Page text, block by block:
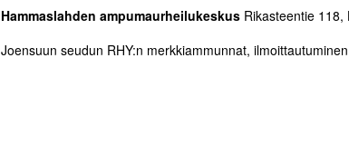
Hammaslahden ampumaurheilukeskus Rikasteentie 118,
Joensuun seudun RHY:n merkkiammunnat,